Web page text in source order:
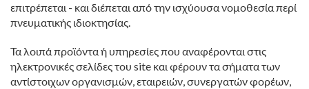
επιτρέπεται - και διέπεται από την ισχύουσα νομοθεσία περί
πνευματικής ιδιοκτησίας.
Τα λοιπά προϊόντα ή υπηρεσίες που αναφέρονται στις
ηλεκτρονικές σελίδες του site και φέρουν τα σήματα των
αντίστοιχων οργανισμών, εταιρειών, συνεργατών φορέων,